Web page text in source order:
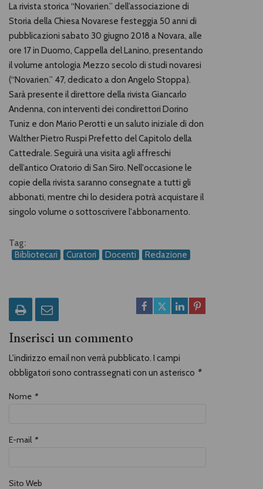
La rivista storica “Novarien.” dell’associazione di
Storia della Chiesa Novarese festeggia 50 anni di
pubblicazioni sabato 30 giugno 2018 a Novara, alle
ore 17 in Duomo, Cappella del Lanino, presentando
il volume antologia Mezzo secolo di studi novaresi
(“Novarien.” 47, dedicato a don Angelo Stoppa).
Sarà presente il direttore della rivista Giancarlo
Andenna, con interventi dei condirettori Dorino
Tuniz e don Mario Perotti e un saluto iniziale di don
Walther Pietro Ruspi Prefetto del Capitolo della
Cattedrale. Seguirà una visita agli affreschi
dell’antico Oratorio di San Siro. Nell'occasione le
copie della rivista saranno consegnate a tutti gli
abbonati, mentre chi lo desidera potrà acquistare il
singolo volume o sottoscrivere l'abbonamento.
Tag:
Bibliotecari
Curatori Docenti Redazione
Inserisci un commento
L'indirizzo email non verrà pubblicato. I campi
obbligatori sono contrassegnati con un asterisco *
Nome *
E-mail *
Sito Web